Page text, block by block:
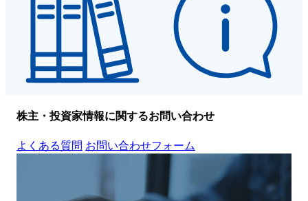
株主・投資家情報に関するお問い合わせ
よくある質問 お問い合わせフォーム